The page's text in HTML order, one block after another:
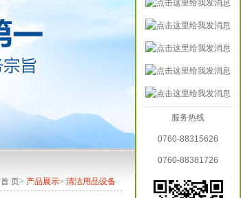
首 页> 产品展示> 清洁用品设备
服务热线
0760-88315626
0760-88381726